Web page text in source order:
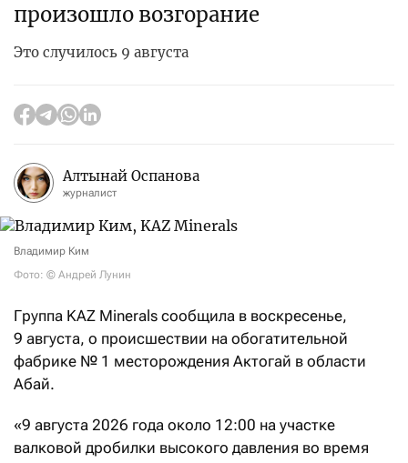
произошло возгорание
Это случилось 9 августа
Алтынай Оспанова
журналист
Владимир Ким
Фото: © Андрей Лунин
Группа KAZ Minerals сообщила в воскресенье,
9 августа, о происшествии на обогатительной
фабрике № 1 месторождения Актогай в области
Абай.
«9 августа 2026 года около 12:00 на участке
валковой дробилки высокого давления во время